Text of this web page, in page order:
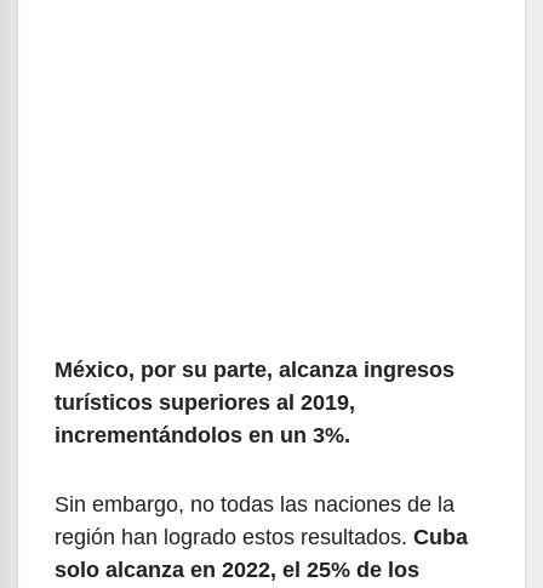
México, por su parte, alcanza ingresos
turísticos superiores al 2019,
incrementándolos en un 3%.
Sin embargo, no todas las naciones de la
región han logrado estos resultados. Cuba
solo alcanza en 2022, el 25% de los